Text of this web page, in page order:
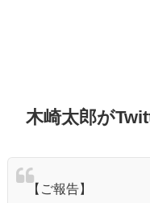
木崎太郎が
【ご報告】